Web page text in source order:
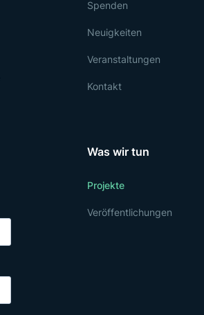
Spenden
Neuigkeiten
Veranstaltungen
Kontakt
Was wir tun
Projekte
Veröffentlichungen